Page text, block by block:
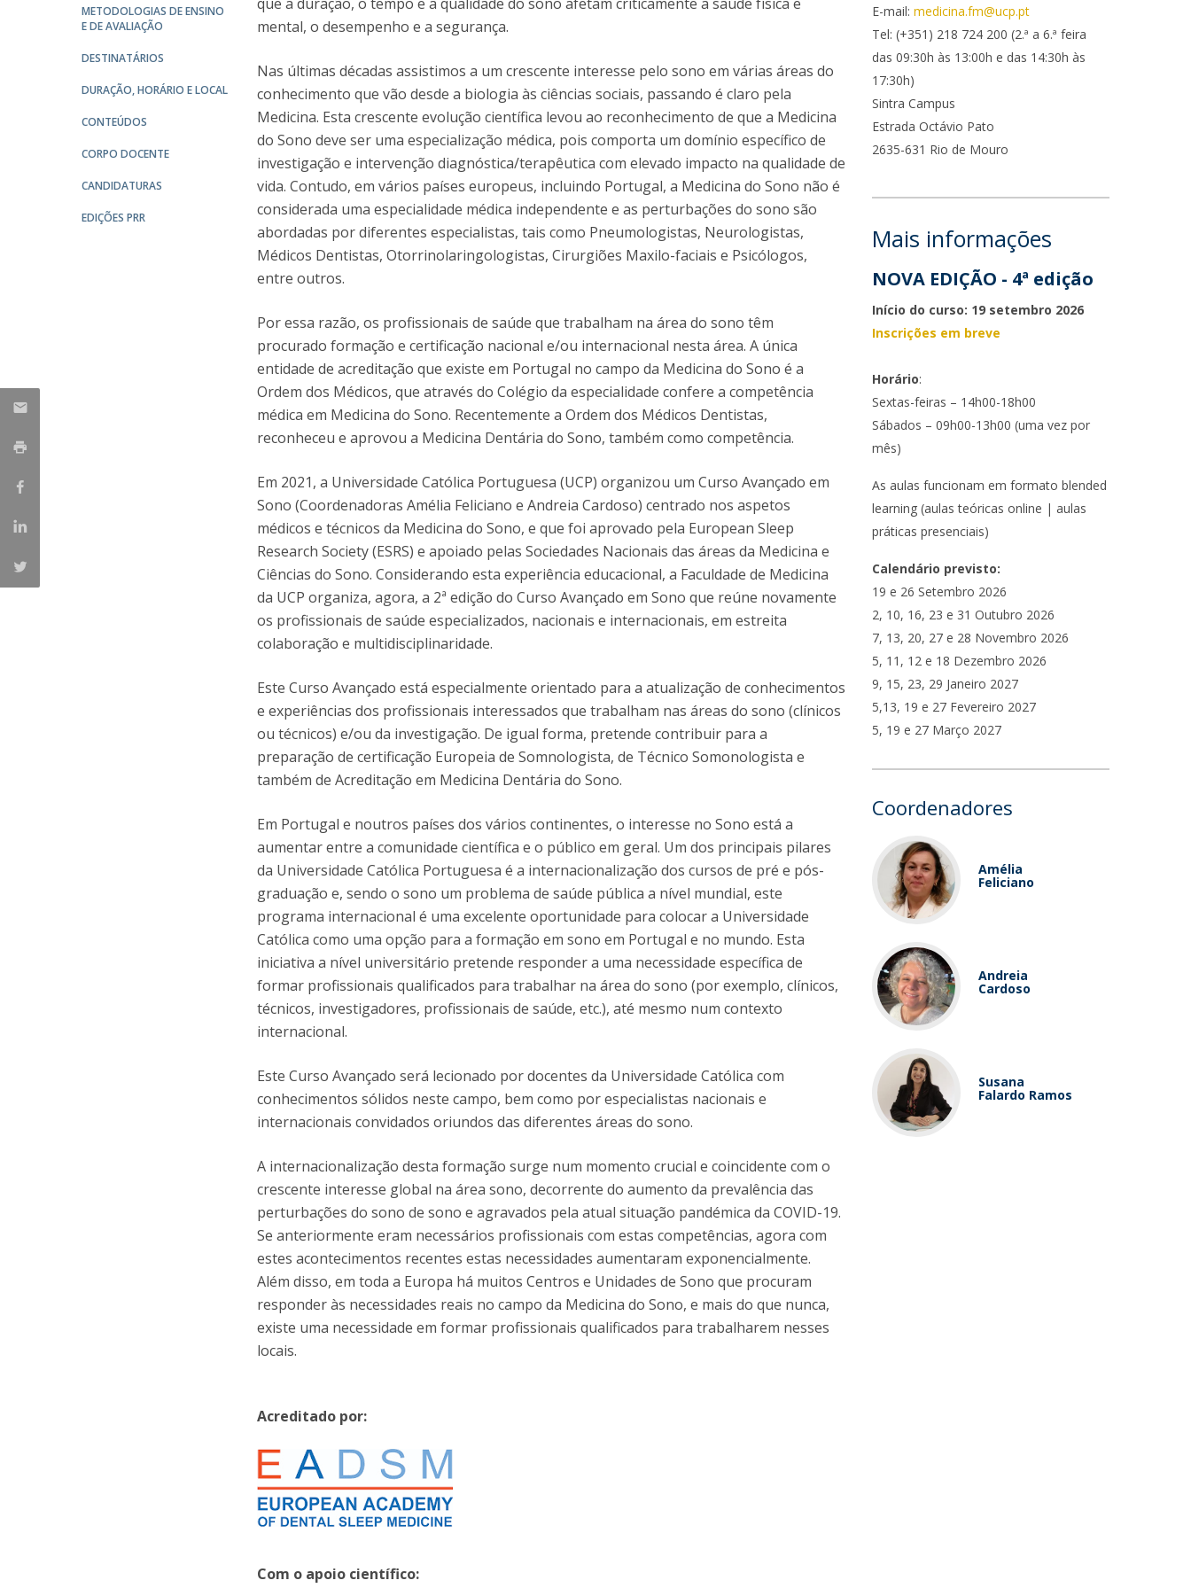
Pós-Doutoramento em Bioética
Applications
Terms and Conditions
Conhecer a FM
Estudantes Embaixadores
METODOLOGIAS DE ENSINO
E DE AVALIAÇÃO
DESTINATÁRIOS
DURAÇÃO, HORÁRIO E LOCAL
CONTEÚDOS
CORPO DOCENTE
CANDIDATURAS
EDIÇÕES PRR
mental, o desempenho e a segurança.
Nas últimas décadas assistimos a um crescente interesse pelo sono em várias áreas do
conhecimento que vão desde a biologia às ciências sociais, passando é claro pela
Medicina. Esta crescente evolução científica levou ao reconhecimento de que a Medicina
do Sono deve ser uma especialização médica, pois comporta um domínio específico de
investigação e intervenção diagnóstica/terapêutica com elevado impacto na qualidade de
vida. Contudo, em vários países europeus, incluindo Portugal, a Medicina do Sono não é
considerada uma especialidade médica independente e as perturbações do sono são
abordadas por diferentes especialistas, tais como Pneumologistas, Neurologistas,
Médicos Dentistas, Otorrinolaringologistas, Cirurgiões Maxilo-faciais e Psicólogos,
entre outros.
Por essa razão, os profissionais de saúde que trabalham na área do sono têm
procurado formação e certificação nacional e/ou internacional nesta área. A única
entidade de acreditação que existe em Portugal no campo da Medicina do Sono é a
Ordem dos Médicos, que através do Colégio da especialidade confere a competência
médica em Medicina do Sono. Recentemente a Ordem dos Médicos Dentistas,
reconheceu e aprovou a Medicina Dentária do Sono, também como competência.
Em 2021, a Universidade Católica Portuguesa (UCP) organizou um Curso Avançado em
Sono (Coordenadoras Amélia Feliciano e Andreia Cardoso) centrado nos aspetos
médicos e técnicos da Medicina do Sono, e que foi aprovado pela European Sleep
Research Society (ESRS) e apoiado pelas Sociedades Nacionais das áreas da Medicina e
Ciências do Sono. Considerando esta experiência educacional, a Faculdade de Medicina
da UCP organiza, agora, a 2ª edição do Curso Avançado em Sono que reúne novamente
os profissionais de saúde especializados, nacionais e internacionais, em estreita
colaboração e multidisciplinaridade.
Este Curso Avançado está especialmente orientado para a atualização de conhecimentos
e experiências dos profissionais interessados que trabalham nas áreas do sono (clínicos
ou técnicos) e/ou da investigação. De igual forma, pretende contribuir para a
preparação de certificação Europeia de Somnologista, de Técnico Somonologista e
também de Acreditação em Medicina Dentária do Sono.
Em Portugal e noutros países dos vários continentes, o interesse no Sono está a
aumentar entre a comunidade científica e o público em geral. Um dos principais pilares
da Universidade Católica Portuguesa é a internacionalização dos cursos de pré e pós-
graduação e, sendo o sono um problema de saúde pública a nível mundial, este
programa internacional é uma excelente oportunidade para colocar a Universidade
Católica como uma opção para a formação em sono em Portugal e no mundo. Esta
iniciativa a nível universitário pretende responder a uma necessidade específica de
formar profissionais qualificados para trabalhar na área do sono (por exemplo, clínicos,
técnicos, investigadores, profissionais de saúde, etc.), até mesmo num contexto
internacional.
Este Curso Avançado será lecionado por docentes da Universidade Católica com
conhecimentos sólidos neste campo, bem como por especialistas nacionais e
internacionais convidados oriundos das diferentes áreas do sono.
A internacionalização desta formação surge num momento crucial e coincidente com o
crescente interesse global na área sono, decorrente do aumento da prevalência das
perturbações do sono de sono e agravados pela atual situação pandémica da COVID-19.
Se anteriormente eram necessários profissionais com estas competências, agora com
estes acontecimentos recentes estas necessidades aumentaram exponencialmente.
Além disso, em toda a Europa há muitos Centros e Unidades de Sono que procuram
responder às necessidades reais no campo da Medicina do Sono, e mais do que nunca,
existe uma necessidade em formar profissionais qualificados para trabalharem nesses
locais.
Acreditado por:
Com o apoio científico:
E-mail:medicina.fm@ucp.pt
Tel: (+351) 218 724 200 (2.ª a 6.ª feira
das 09:30h às 13:00h e das 14:30h às
17:30h)
Sintra Campus
Estrada Octávio Pato
2635-631 Rio de Mouro
Mais informações
NOVA EDIÇÃO - 4ª edição
Início do curso: 19 setembro 2026
Inscrições em breve
Horário:
Sextas-feiras – 14h00-18h00
Sábados – 09h00-13h00 (uma vez por
mês)
As aulas funcionam em formato blended
learning (aulas teóricas online | aulas
práticas presenciais)
Calendário previsto:
19 e 26 Setembro 2026
2, 10, 16, 23 e 31 Outubro 2026
7, 13, 20, 27 e 28 Novembro 2026
5, 11, 12 e 18 Dezembro 2026
9, 15, 23, 29 Janeiro 2027
5,13, 19 e 27 Fevereiro 2027
5, 19 e 27 Março 2027
Coordenadores
Amélia
Feliciano
Andreia
Cardoso
Susana
Falardo Ramos